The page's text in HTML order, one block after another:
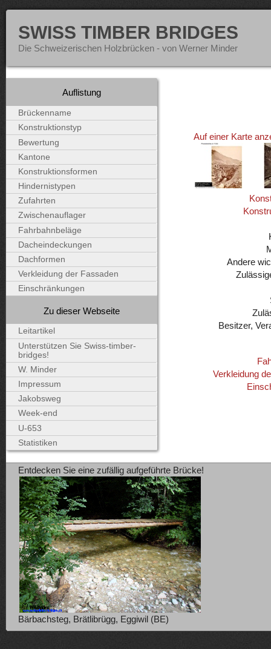
SWISS TIMBER BRIDGES
Die Schweizerischen Holzbrücken - von Werner Minder
Auf einer Karte
Andere
Besitzer,
Verkleidung
Auflistung
Brückenname
Konstruktionstyp
Bewertung
Kantone
Konstruktionsformen
Hindernistypen
Zufahrten
Zwischenauflager
Fahrbahnbeläge
Dacheindeckungen
Dachformen
Verkleidung der Fassaden
Einschränkungen
Zu dieser Webseite
Leitartikel
Unterstützen Sie Swiss-timber-
bridges!
W. Minder
Impressum
Jakobsweg
Week-end
U-653
Statistiken
Entdecken Sie eine zufällig aufgeführte Brücke!
Bärbachsteg, Brätlibrügg, Eggiwil (BE)